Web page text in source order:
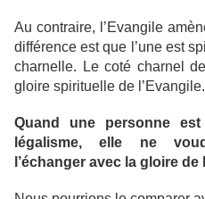
Au contraire, l’Evangile
différence est que l’une est
charnelle. Le coté charnel
gloire spirituelle de l’Evangile.
Quand une personne
légalisme, elle ne
l’échanger avec la gloire de